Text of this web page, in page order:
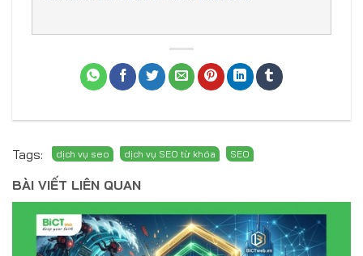
Tags:
BÀI VIẾT LIÊN QUAN